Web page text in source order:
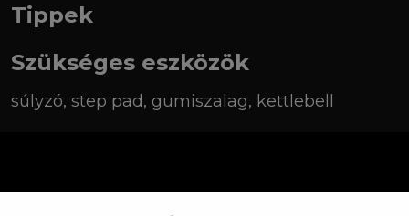
Tippek
Szükséges eszközök
súlyzó, step pad, gumiszalag, kettlebell